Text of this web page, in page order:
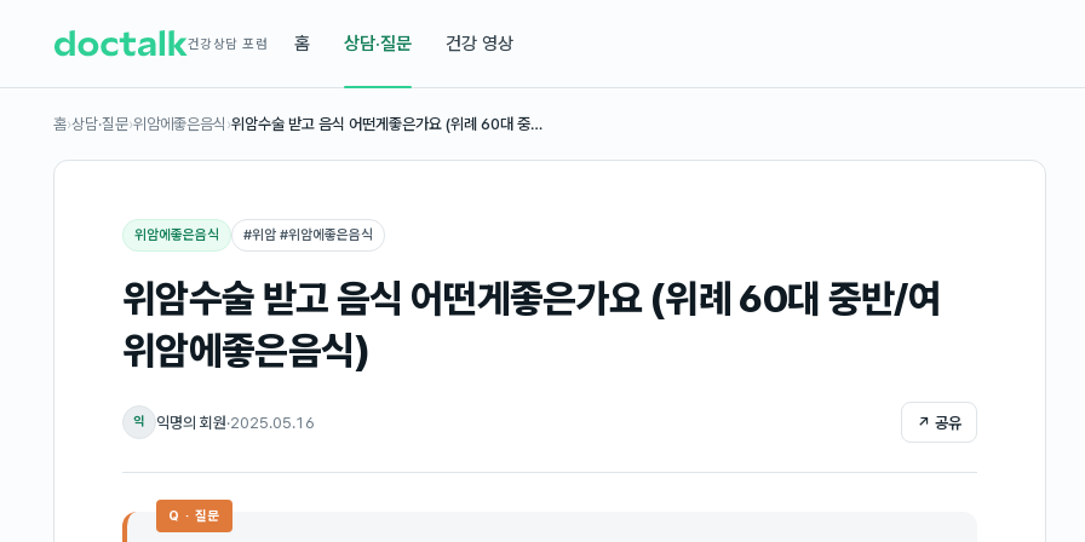
건강상담 포럼 홈 상담·질문 건강 영상
홈›상담·질문›위암에좋은음식 ›위암수술 받고 음식 어떤게좋은가요 (위례 60대 중…
위암에좋은음식 #위암 #위암에좋은음식
위암수술 받고 음식 어떤게좋은가요 (위례 60대 중반/여
위암에좋은음식)
익 익명의 회원·2025.05.16 ↗ 공유
Q · 질문